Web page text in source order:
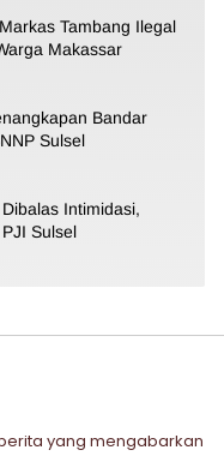
Tambang Ilegal
Makassar
Bandar
Sulsel
Intimidasi,
Sulsel
yang mengabarkan